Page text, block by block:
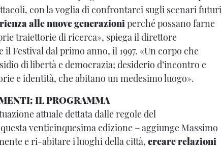
con la voglia di confrontarci sugli scenari futuri
alle nuove generazioniperché possano farne
traiettorie di ricerca», spiega il direttore
il Festival dal primo anno, il 1997. «Un corpo che
di libertà e democrazia; desiderio d’incontro e
e identità, che abitano un medesimo luogo».
IL PROGRAMMA
attuale dettata dalle regole del
venticinquesima edizione – aggiunge Massimo
e ri-abitare i luoghi della città, creare relazioni